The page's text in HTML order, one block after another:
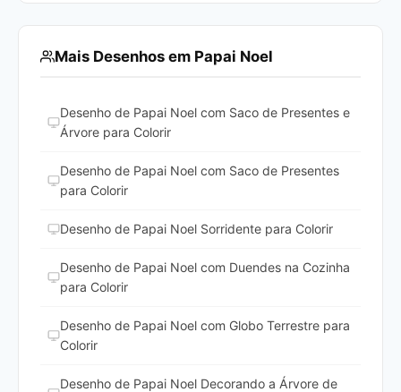
Mais Desenhos em Papai Noel
Desenho de Papai Noel com Saco de Presentes e
Árvore para Colorir
Desenho de Papai Noel com Saco de Presentes
para Colorir
Desenho de Papai Noel Sorridente para Colorir
Desenho de Papai Noel com Duendes na Cozinha
para Colorir
Desenho de Papai Noel com Globo Terrestre para
Colorir
Desenho de Papai Noel Decorando a Árvore de